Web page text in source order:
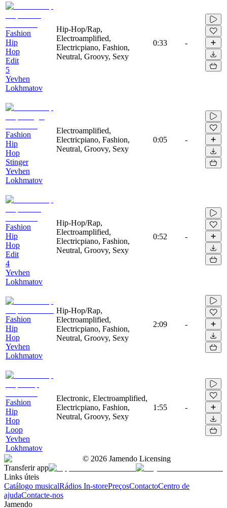
Fashion
Hip
Hop
Edit
5
Yevhen
Lokhmatov
Hip-Hop/Rap,
Electroamplified,
Electricpiano, Fashion,
Neutral, Groovy, Sexy
0:33 -
Fashion
Hip
Hop
Stinger
Yevhen
Lokhmatov
Electroamplified,
Electricpiano, Fashion,
Neutral, Groovy, Sexy
0:05 -
Fashion
Hip
Hop
Edit
4
Yevhen
Lokhmatov
Hip-Hop/Rap,
Electroamplified,
Electricpiano, Fashion,
Neutral, Groovy, Sexy
0:52 -
Fashion
Hip
Hop
Yevhen
Lokhmatov
Hip-Hop/Rap,
Electroamplified,
Electricpiano, Fashion,
Neutral, Groovy, Sexy
2:09 -
Fashion
Hip
Hop
Loop
Yevhen
Lokhmatov
Electronic, Electroamplified,
Electricpiano, Fashion,
Neutral, Groovy, Sexy
1:55 -
© 2026 Jamendo Licensing
Transferir app
Links úteis
Catálogo musicalRádios In-storePreçosContactoCentro de
ajudaContacte-nos
Jamendo